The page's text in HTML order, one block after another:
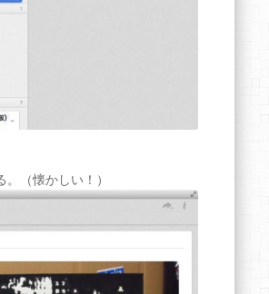
（懐かしい！）